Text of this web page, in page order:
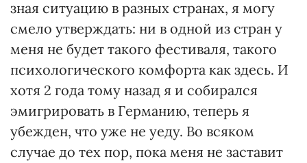
зная ситуацию в разных странах, я могу
смело утверждать: ни в одной из стран у
меня не будет такого фестиваля, такого
психологического комфорта как здесь. И
хотя 2 года тому назад я и собирался
эмигрировать в Германию, теперь я
убежден, что уже не уеду. Во всяком
случае до тех пор, пока меня не заставит